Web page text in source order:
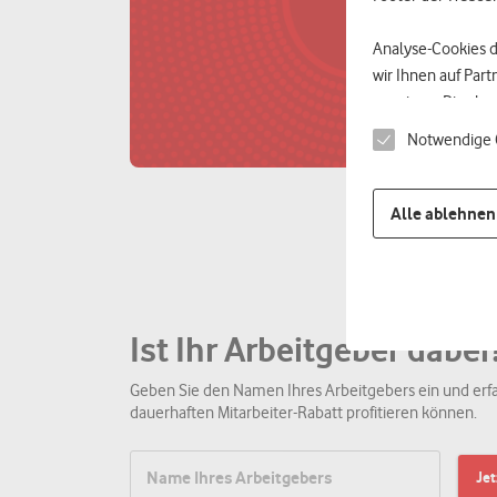
Analyse-Cookies
wir Ihnen auf
anzeigen. Dies
zugeordnet
dass Sie alle
Weitere
Notwendige
Alle ablehnen
Ist Ihr Arbeitgeber
Geben Sie den Namen Ihres Arbeitgebers ein und
dauerhaften Mitarbeiter-Rabatt profitieren können.